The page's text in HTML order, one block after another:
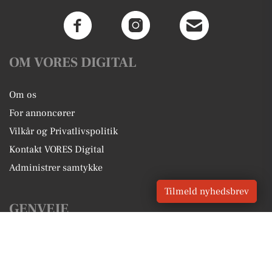
OM VORES DIGITAL
Om os
For annoncører
Vilkår og Privatlivspolitik
Kontakt VORES Digital
Administrer samtykke
GENVEJE
Tilmeld nyhedsbrev